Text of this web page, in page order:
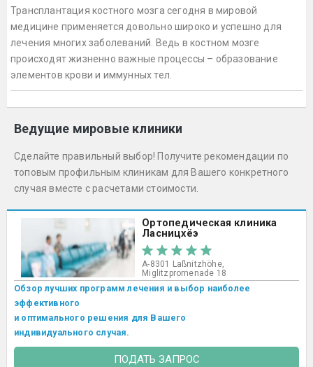
Трансплантация костного мозга сегодня в мировой
медицине применяется довольно широко и успешно для
лечения многих заболеваний. Ведь в костном мозге
происходят жизненно важные процессы – образование
элементов крови и иммунных тел.
Ведущие мировые клиники
Сделайте правильный выбор! Получите рекомендации по
топовым профильным клиникам для Вашего конкретного
случая вместе с расчетами стоимости.
Ортопедическая клиника
Ласницхёэ
A-8301 Laßnitzhöhe,
Miglitzpromenade 18
Обзор лучших программ лечения и выбор наиболее
эффективного
и оптимального решения для Вашего
индивидуального случая.
ПОДАТЬ ЗАПРОС